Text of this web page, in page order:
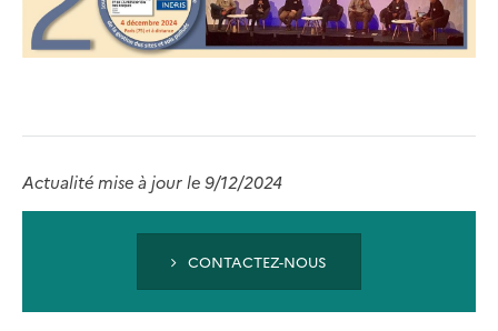
Actualité mise à jour le 9/12/2024
CONTACTEZ-NOUS